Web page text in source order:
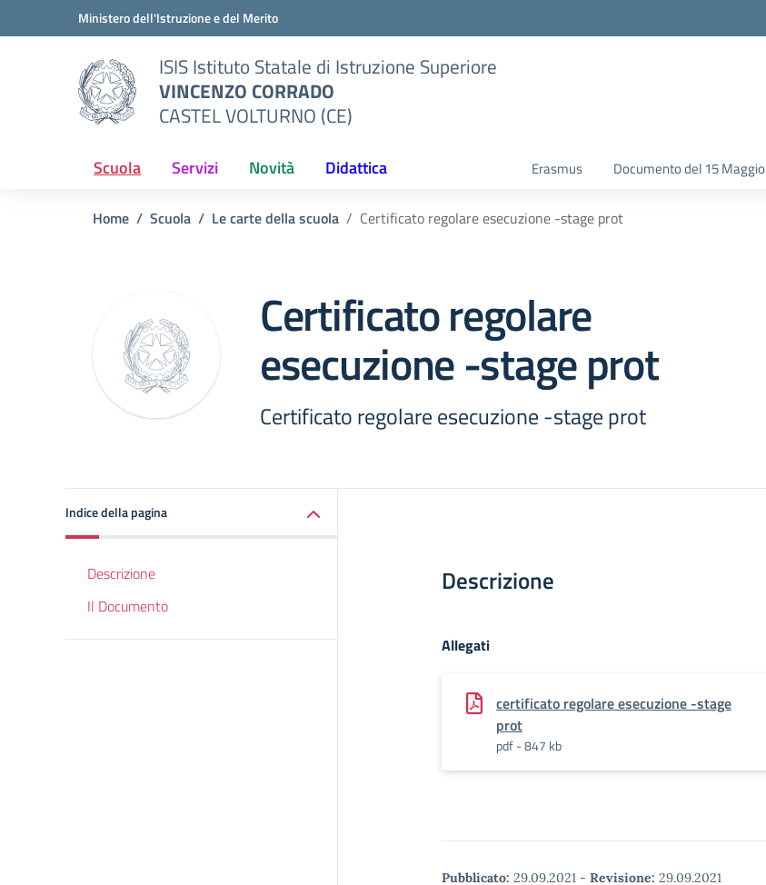
Vai ai contenuti
Vai al menu di navigazioneMinistero dell'Istruzione e del Merito
ISIS Istituto Statale di Istruzione Superiore
VINCENZO CORRADO
CASTEL VOLTURNO (CE)
Scuola Servizi Novità Didattica Erasmus Documento del 15 Maggio
Home Scuola Le carte della scuola Certificato regolare esecuzione -stage prot
Certificato regolare
esecuzione -stage prot
Certificato regolare esecuzione -stage prot
Indice della pagina
Descrizione
Il Documento
Descrizione
Allegati
certificato regolare esecuzione -stage
prot
pdf - 847 kb
Pubblicato: 29.09.2021 - Revisione: 29.09.2021